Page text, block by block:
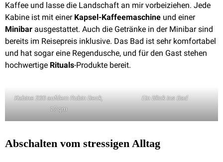
Kaffee und lasse die Landschaft an mir vorbeiziehen. Jede
Kabine ist mit einerKapsel-Kaffeemaschine und einer
Minibar ausgestattet. Auch die Getränke in der Minibar sind
bereits im Reisepreis inklusive. Das Bad ist sehr komfortabel
und hat sogar eine Regendusche, und für den Gast stehen
hochwertige Rituals-Produkte bereit.
Kabine 230 aufdem Rubin Deck,
17 qm
Ein Blick ins Bad
Abschalten vom stressigen Alltag